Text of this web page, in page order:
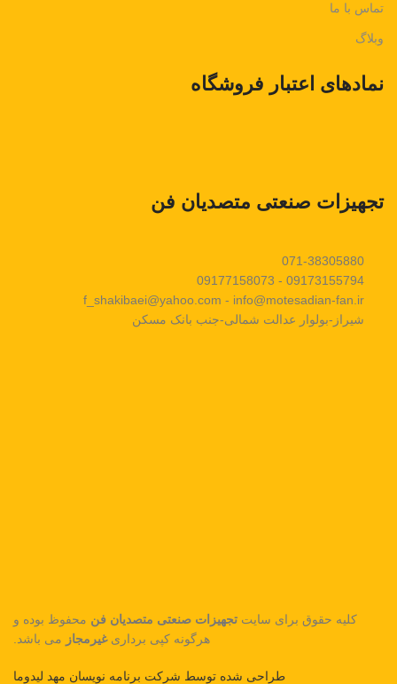
تماس با ما
وبلاگ
نمادهای اعتبار فروشگاه
تجهیزات صنعتی متصدیان فن
071-38305880
09173155794 - 09177158073
f_shakibaei@yahoo.com - info@motesadian-fan.ir
شیراز-بولوار عدالت شمالی-جنب بانک مسکن
کلیه حقوق برای سایت تجهیزات صنعتی متصدیان فن محفوظ بوده و
هرگونه کپی برداریغیرمجاز می باشد.
طراحی شده توسط شرکت برنامه نویسان مهد لیدوما